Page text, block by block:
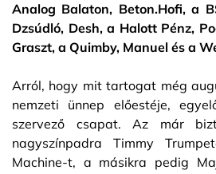
Analog Balaton, Beton.Hofi, a
Dzsúdló, Desh, a Halott Pénz,
Graszt, a Quimby, Manuel és a
Arról, hogy mit tartogat még
nemzeti ünnep előestéje,
szervező csapat. Az már
nagyszínpadra Timmy
Machine-t, a másikra pedig